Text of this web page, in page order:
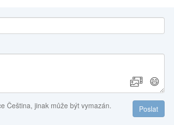
😄
Poslat
Čeština, jinak může být vymazán.